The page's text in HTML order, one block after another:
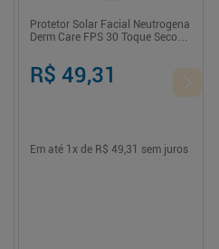
Protetor Solar Facial Neutrogena
Derm Care FPS 30 Toque Seco
R$ 49,31
Em até 1 x de R$ 49,31 sem juros